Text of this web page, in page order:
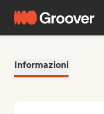
Informazioni